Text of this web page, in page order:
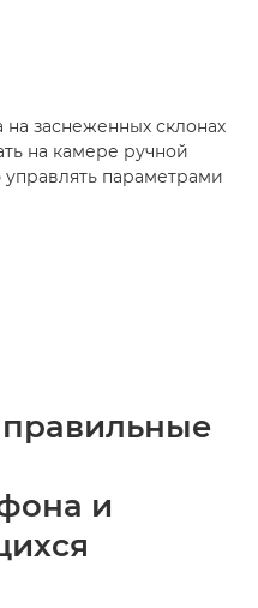
заснеженных склонах
на камере ручной
параметрами
правильные
и